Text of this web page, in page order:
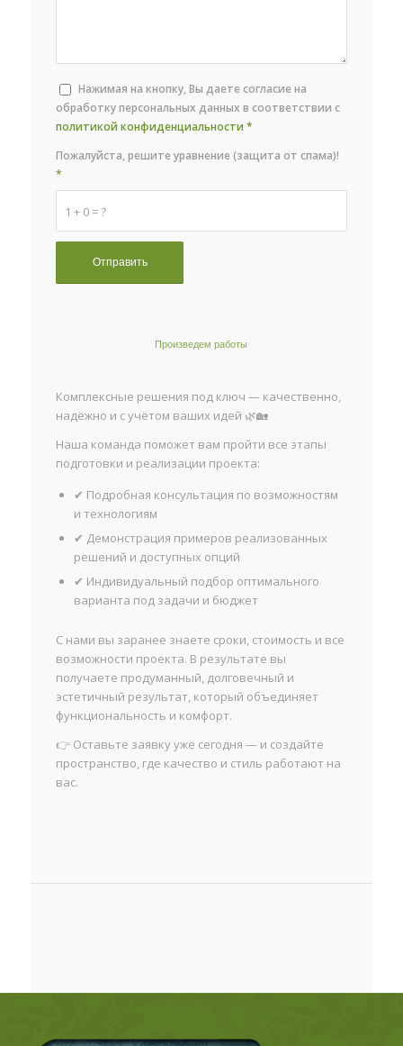
Нажимая на кнопку, Вы даете согласие на
обработку персональных данных в соответствии с
политикой конфиденциальности *
1 + 0 = ?
Пожалуйста, решите уравнение (защита от спама)!
*
Произведем работы
Комплексные решения под ключ — качественно,
надёжно и с учётом ваших идей 🌿🏡
Наша команда поможет вам пройти все этапы
подготовки и реализации проекта:
✔ Подробная консультация по возможностям
и технологиям
✔ Демонстрация примеров реализованных
решений и доступных опций
✔ Индивидуальный подбор оптимального
варианта под задачи и бюджет
С нами вы заранее знаете сроки, стоимость и все
возможности проекта. В результате вы
получаете продуманный, долговечный и
эстетичный результат, который объединяет
функциональность и комфорт.
👉 Оставьте заявку уже сегодня — и создайте
пространство, где качество и стиль работают на
вас.